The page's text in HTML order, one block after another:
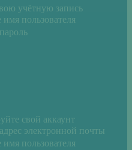
учётную запись
пользователя
свой аккаунт
электронной почты
пользователя